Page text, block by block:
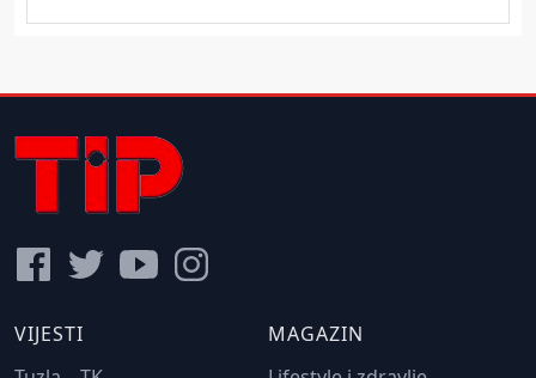
VIJESTI
MAGAZIN